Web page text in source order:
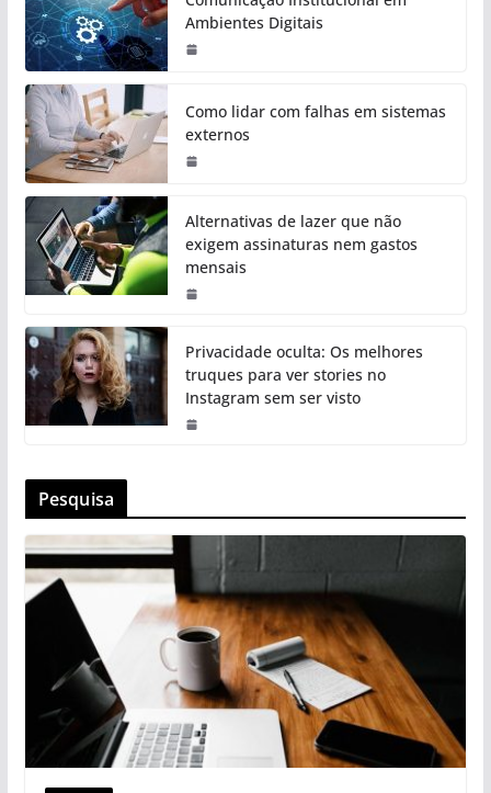
Ambientes Digitais
Como lidar com falhas em sistemas
externos
Alternativas de lazer que não
exigem assinaturas nem gastos
mensais
Privacidade oculta: Os melhores
truques para ver stories no
Instagram sem ser visto
Pesquisa